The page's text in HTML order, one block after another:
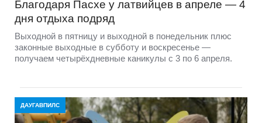
Благодаря Пасхе у латвийцев в апреле — 4
дня отдыха подряд
Выходной в пятницу и выходной в понедельник плюс
законные выходные в субботу и воскресенье —
получаем четырёхдневные каникулы с 3 по 6 апреля.
ДАУГАВПИЛС